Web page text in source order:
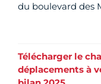
du boulevard des
Télécharger le
déplacements à